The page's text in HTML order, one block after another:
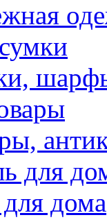
для
дома